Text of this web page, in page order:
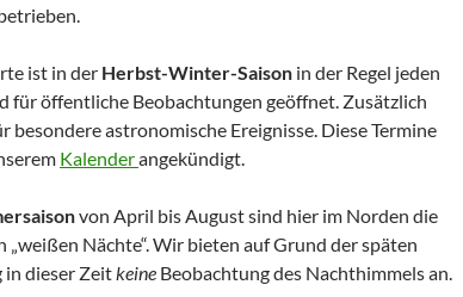
ist in der Herbst-Winter-Saison in der Regel jeden
für öffentliche Beobachtungen geöffnet. Zusätzlich
besondere astronomische Ereignisse. Diese Termine
Kalenderangekündigt.
von April bis August sind hier im Norden die
„weißen Nächte“. Wir bieten auf Grund der späten
in dieser Zeit keine Beobachtung des Nachthimmels an.